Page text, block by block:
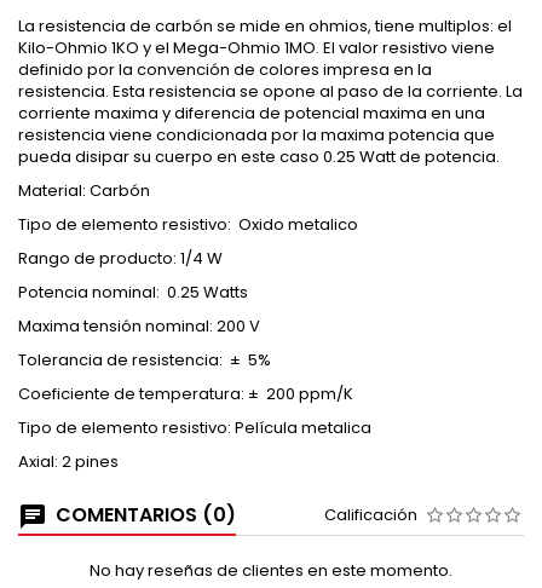
La resistencia de carbón se mide en ohmios, tiene multiplos: el
Kilo-Ohmio 1KO y el Mega-Ohmio 1MO. El valor resistivo viene
definido por la convención de colores impresa en la
resistencia. Esta resistencia se opone al paso de la corriente. La
corriente maxima y diferencia de potencial maxima en una
resistencia viene condicionada por la maxima potencia que
pueda disipar su cuerpo en este caso 0.25 Watt de potencia.
Material: Carbón
Tipo de elemento resistivo: Oxido metalico
Rango de producto: 1/4 W
Potencia nominal: 0.25 Watts
Maxima tensión nominal: 200 V
Tolerancia de resistencia: ± 5%
Coeficiente de temperatura: ± 200 ppm/K
Tipo de elemento resistivo: Película metalica
Axial: 2 pines
COMENTARIOS (0) Calificación
No hay reseñas de clientes en este momento.